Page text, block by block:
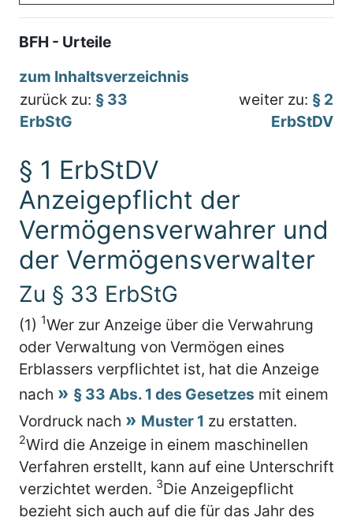
BFH - Urteile
zum Inhaltsverzeichnis
zurück zu: § 33
ErbStG
weiter zu: § 2
ErbStDV
§ 1 ErbStDV
Anzeigepflicht der
Vermögensverwahrer und
der Vermögensverwalter
Zu § 33 ErbStG
(1) 1Wer zur Anzeige über die Verwahrung
oder Verwaltung von Vermögen eines
Erblassers verpflichtet ist, hat die Anzeige
nach
§ 33 Abs. 1 des Gesetzes mit einem
Vordruck nach
Muster 1 zu erstatten.
2Wird die Anzeige in einem maschinellen
Verfahren erstellt, kann auf eine Unterschrift
verzichtet werden. 3Die Anzeigepflicht
bezieht sich auch auf die für das Jahr des